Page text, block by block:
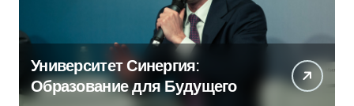
Университет Синергия:
Образование для Будущего